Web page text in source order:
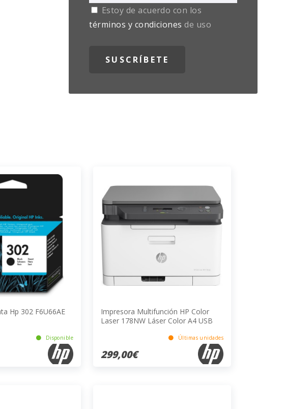
Estoy de acuerdo con los
términos y condiciones de uso
Hp 302 F6U66AE
Disponible
Impresora Multifunción HP Color
Laser 178NW Láser Color A4 USB
Últimas unidades
299,00€